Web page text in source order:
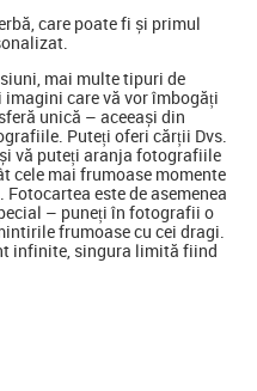
care poate fi și primul
mai multe tipuri de
care vă vor îmbogăți
unică – aceeași din
Puteți oferi cărții Dvs.
vă puteți aranja fotografiile
cele mai frumoase momente
este de asemenea
– puneți în fotografii o
frumoase cu cei dragi.
infinite, singura limită fiind